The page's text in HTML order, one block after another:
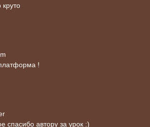
!
спасибо автору за урок :)